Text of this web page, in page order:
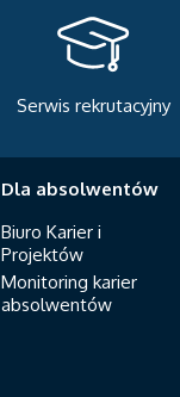
Akademia Małego Żaka
Dla absolwentów
Biuro Karier i
Projektów
Monitoring karier
absolwentów